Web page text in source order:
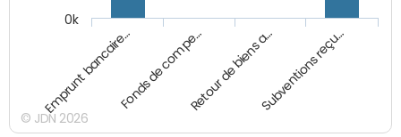
Emprunt bancaire…Fonds de compe…Retour de biens a…Subventions reçu…
0k
© JDN 2026